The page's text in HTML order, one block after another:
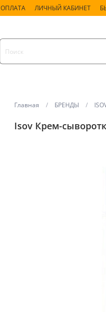
ОПЛАТА ЛИЧНЫЙ КАБИНЕТ
Главная БРЕНДЫ
Isov Крем-